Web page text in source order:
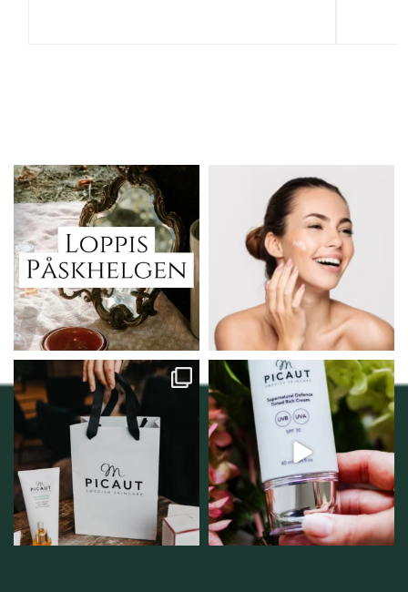
Vi skall ha loppis!
I Vellnez anda;...
6 0
Behandlingserbjudande
februari-mars!
Vi...
0
Vellnez – din
samlingsplats för
personlig handel i
12 0
Njut av solens härliga
strålar men skydda dig...
12 1